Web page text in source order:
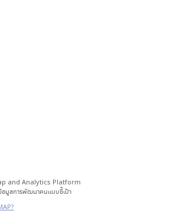
and Analytics Platform
อมูลการพัฒนาคนแบบชี้เป้า